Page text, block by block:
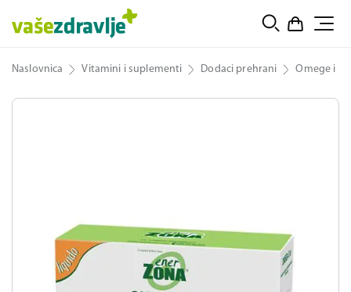
Naslovnica Vitamini i suplementi Dodaci prehrani Omege i